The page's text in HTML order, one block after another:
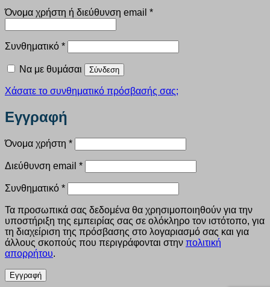
Όνομα χρήστη ή διεύθυνση email *Απαιτείται
Συνθηματικό *Απαιτείται
Να με θυμάσαι Σύνδεση
Χάσατε το συνθηματικό πρόσβασής σας;
Εγγραφή
Όνομα χρήστη *Απαιτείται
Διεύθυνση email *Απαιτείται
Συνθηματικό *Απαιτείται
Τα προσωπικά σας δεδομένα θα χρησιμοποιηθούν για την
υποστήριξη της εμπειρίας σας σε ολόκληρο τον ιστότοπο, για
τη διαχείριση της πρόσβασης στο λογαριασμό σας και για
άλλους σκοπούς που περιγράφονται στην πολιτική
απορρήτου.
Εγγραφή